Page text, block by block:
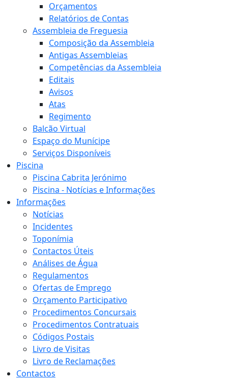
Orçamentos
Relatórios de Contas
Assembleia de Freguesia
Composição da Assembleia
Antigas Assembleias
Competências da Assembleia
Editais
Avisos
Atas
Regimento
Balcão Virtual
Espaço do Munícipe
Serviços Disponíveis
Piscina
Piscina Cabrita Jerónimo
Piscina - Notícias e Informações
Informações
Notícias
Incidentes
Toponímia
Contactos Úteis
Análises de Água
Regulamentos
Ofertas de Emprego
Orçamento Participativo
Procedimentos Concursais
Procedimentos Contratuais
Códigos Postais
Livro de Visitas
Livro de Reclamações
Contactos